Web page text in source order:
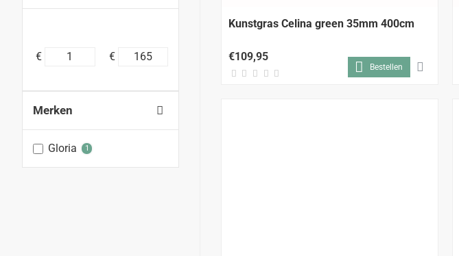
€ €
Merken
Gloria 1
Kunstgras Celina green 35mm 400cm
€109,95
Bestellen